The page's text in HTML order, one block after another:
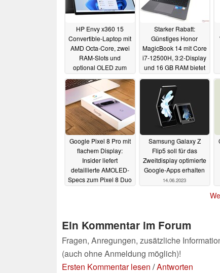
HP Envy x360 15
Convertible-Laptop mit
AMD Octa-Core, zwei
RAM-Slots und
optional OLED zum
Preis dank doppeltem
Rabatt20.06.2023
Starker Rabatt:
Günstiges Honor
MagicBook 14 mit Core
i7-12500H, 3:2-Display
und 16 GB RAM bietet
20.06.2023
Google Pixel 8 Pro mit
flachem Display:
Insider liefert
detaillierte AMOLED-
Specs zum Pixel 8 Duo
Samsung Galaxy Z
Flip5 soll für das
Zweitdisplay optimierte
Google-Apps erhalten
14.06.2023
Ein Kommentar im Forum
Fragen, Anregungen, zusätzliche
(auch ohne Anmeldung möglich)!
Ersten Kommentar lesen /Antworten